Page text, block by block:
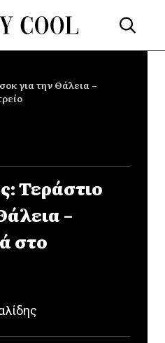
για την Θάλεια –
Τεράστιο
–
στο